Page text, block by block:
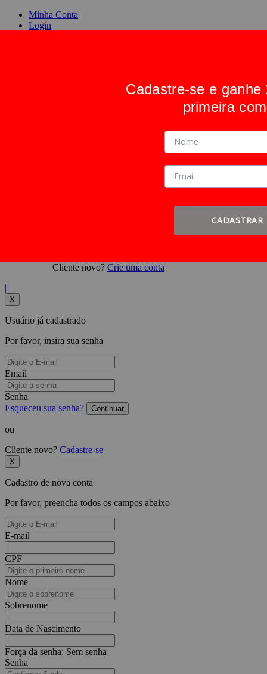
Minha Conta
Login
Cliente novo? Crie uma conta
|
X
Usuário já cadastrado
Por favor, insira sua senha
Email
Senha
Esqueceu sua senha?
Continuar
ou
Cliente novo? Cadastre-se
X
Cadastro de nova conta
Por favor, preencha todos os campos abaixo
E-mail
CPF
Nome
Sobrenome
Data de Nascimento
Força da senha: Sem senha
Senha
Cadastre-se e ganhe
primeira
CADASTRAR